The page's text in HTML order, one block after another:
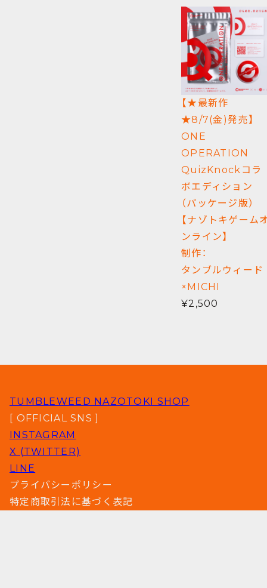
【★最新作
★8/7(金)発売】
ONE
OPERATION
QuizKnockコラ
ボエディション
（パッケージ版）
【ナゾトキゲーム
ンライン】
制作：
タンブルウィード
×MICHI
¥2,500
TUMBLEWEED NAZOTOKI SHOP
[ OFFICIAL SNS ]
INSTAGRAM
X (TWITTER)
LINE
プライバシーポリシー
特定商取引法に基づく表記